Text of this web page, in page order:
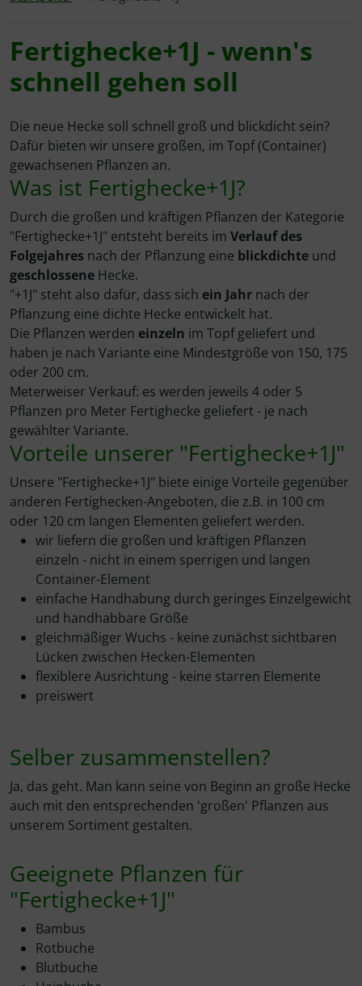
Fertighecke+1J - wenn's
schnell gehen soll
Die neue Hecke soll schnell groß und blickdicht sein?
Dafür bieten wir unsere großen, im Topf (Container)
gewachsenen Pflanzen an.
Was ist Fertighecke+1J?
Durch die großen und kräftigen Pflanzen der Kategorie
"Fertighecke+1J" entsteht bereits im Verlauf des
Folgejahres nach der Pflanzung eine blickdichte und
geschlossene Hecke.
"+1J" steht also dafür, dass sich ein Jahr nach der
Pflanzung eine dichte Hecke entwickelt hat.
Die Pflanzen werden einzeln im Topf geliefert und
haben je nach Variante eine Mindestgröße von 150, 175
oder 200 cm.
Meterweiser Verkauf: es werden jeweils 4 oder 5
Pflanzen pro Meter Fertighecke geliefert - je nach
gewählter Variante.
Vorteile unserer "Fertighecke+1J"
Unsere "Fertighecke+1J" biete einige Vorteile gegenüber
anderen Fertighecken-Angeboten, die z.B. in 100 cm
oder 120 cm langen Elementen geliefert werden.
wir liefern die großen und kräftigen Pflanzen
einzeln - nicht in einem sperrigen und langen
Container-Element
einfache Handhabung durch geringes Einzelgewicht
und handhabbare Größe
gleichmäßiger Wuchs - keine zunächst sichtbaren
Lücken zwischen Hecken-Elementen
flexiblere Ausrichtung - keine starren Elemente
preiswert
Selber zusammenstellen?
Ja, das geht. Man kann seine von Beginn an große Hecke
auch mit den entsprechenden 'großen' Pflanzen aus
unserem Sortiment gestalten.
Geeignete Pflanzen für
"Fertighecke+1J"
Bambus
Rotbuche
Blutbuche
Glanzmispel
Hainbuche
Heckenrose
ilex
Kirschlorbeer
Novita
Obelisk
Otto Luyken
Rotundifolia
Übersicht
Liguster
Ölweide
Rotbuche
Wildhecke / gemischte Hecke
Obelisk
Otto Luyken
Rotundifolia
Übersicht
Thuja Columna
Thuja Smaragd
Hecken aus Wildgehölzen
Immergrün & schlank
Obelisk
Otto Luyken
Rotundifolia
Übersicht
Immergrüne Laubhecken
Obelisk
Otto Luyken
Rotundifolia
Übersicht
Lärmschutzhecken
Obelisk
Rotundifolia
Taxus (Eibe)
Thuja
Pflegeleichte Hecken
Wehrhafte Hecken
Niedrige Hecken
Stauden
Maiblumenstrauch
Frauenmantel / Alchemilla mollis
Niedrige Purpurbeere
Fünffingerstrauch / Potentilla
Immergrün / Vinca
Immergrün / Vinca
Lonicera
Spierstrauch / Spiraea